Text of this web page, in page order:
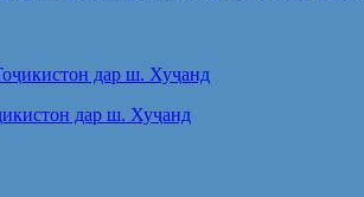
дар ш. Хуҷанд